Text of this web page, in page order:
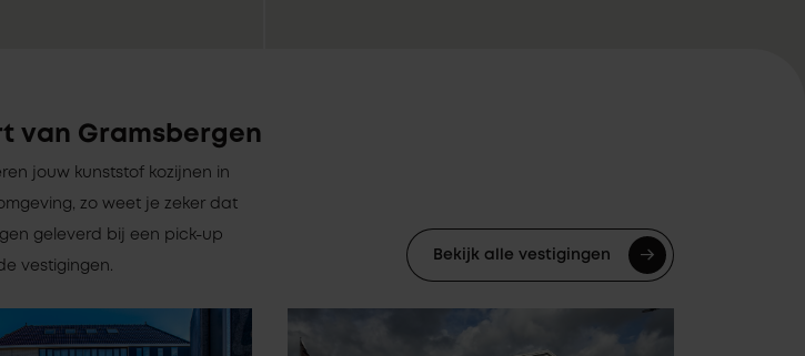
van Gramsbergen
jouw kunststof kozijnen in
zo weet je zeker dat
geleverd bij een pick-up
vestigingen.
Bekijk alle vestigingen